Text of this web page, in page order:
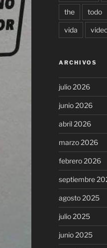
the todo
vida
ARCHIVOS
julio 2026
junio 2026
abril 2026
marzo 2026
febrero 2026
septiembre
agosto 2025
julio 2025
junio 2025